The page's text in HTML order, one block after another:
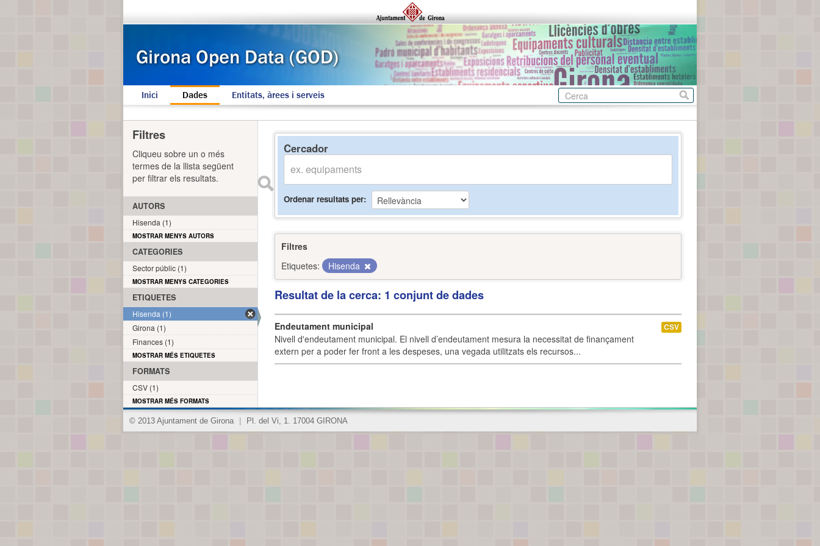
Inici Dades Entitats, àrees i serveis
Cercador
Ordenar resultats per
Filtres
Etiquetes:
Hisenda
Resultat de la cerca: 1 conjunt de dades
Endeutament municipal
Nivell d'endeutament municipal. El nivell d’endeutament mesura la necessitat de finançament
extern per a poder fer front a les despeses, una vegada utilitzats els recursos...
CSV
Filtres
Cliqueu sobre un o més
termes de la llista següent
per filtrar els resultats.
AUTORS
Hisenda (1)
MOSTRAR MENYS AUTORS
CATEGORIES
Sector públic (1)
MOSTRAR MENYS CATEGORIES
ETIQUETES
Hisenda (1)
Girona (1)
Finances (1)
MOSTRAR MÉS ETIQUETES
FORMATS
CSV (1)
MOSTRAR MÉS FORMATS
© 2013 Ajuntament de Girona Pl. del Vi, 1. 17004 GIRONA